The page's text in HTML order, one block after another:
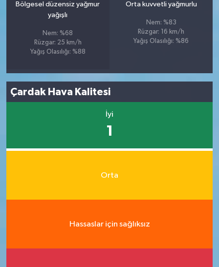
Bölgesel düzensiz yağmur
yağışlı
Nem: %68
Rüzgar: 25 km/h
Yağış Olasılığı: %88
Orta kuvvetli yağmurlu
Nem: %83
Rüzgar: 16 km/h
Yağış Olasılığı: %86
Çardak Hava Kalitesi
İyi
1
Orta
Hassaslar için sağlıksız